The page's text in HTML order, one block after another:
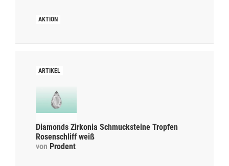
Diamonds Zirkonia Schmucksteine Tropfen
Rosenschliff weiß
von Prodent